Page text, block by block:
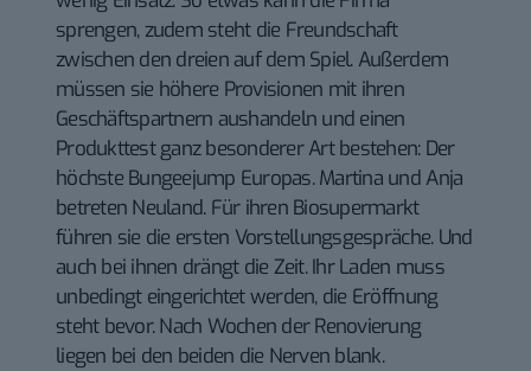
sprengen, zudem steht die Freundschaft
zwischen den dreien auf dem Spiel. Außerdem
müssen sie höhere Provisionen mit ihren
Geschäftspartnern aushandeln und einen
Produkttest ganz besonderer Art bestehen: Der
höchste Bungeejump Europas. Martina und Anja
betreten Neuland. Für ihren Biosupermarkt
führen sie die ersten Vorstellungsgespräche. Und
auch bei ihnen drängt die Zeit. Ihr Laden muss
unbedingt eingerichtet werden, die Eröffnung
steht bevor. Nach Wochen der Renovierung
liegen bei den beiden die Nerven blank.